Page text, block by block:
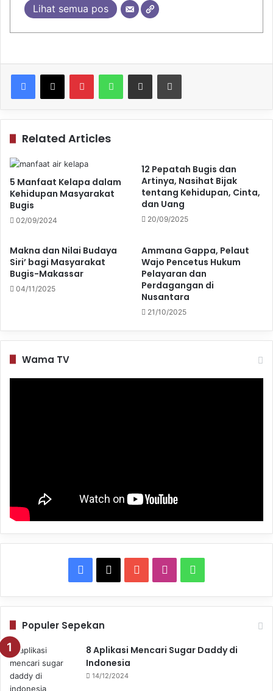
Lihat semua pos
PinterestWhatsAppShare via Email Print
Related Articles
5 Manfaat Kelapa dalam
Kehidupan Masyarakat
Bugis
02/09/2024
12 Pepatah Bugis dan
Artinya, Nasihat Bijak
tentang Kehidupan, Cinta,
dan Uang
20/09/2025
Makna dan Nilai Budaya
Siri’ bagi Masyarakat
Bugis-Makassar
04/11/2025
Ammana Gappa, Pelaut
Wajo Pencetus Hukum
Pelayaran dan
Perdagangan di
Nusantara
21/10/2025
Wama TV
Facebook
X YouTubeInstagram
Populer Sepekan
8 Aplikasi Mencari Sugar Daddy di
Indonesia
14/12/2024